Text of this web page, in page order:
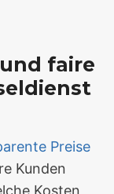
faire
Preise
Kunden
Kosten